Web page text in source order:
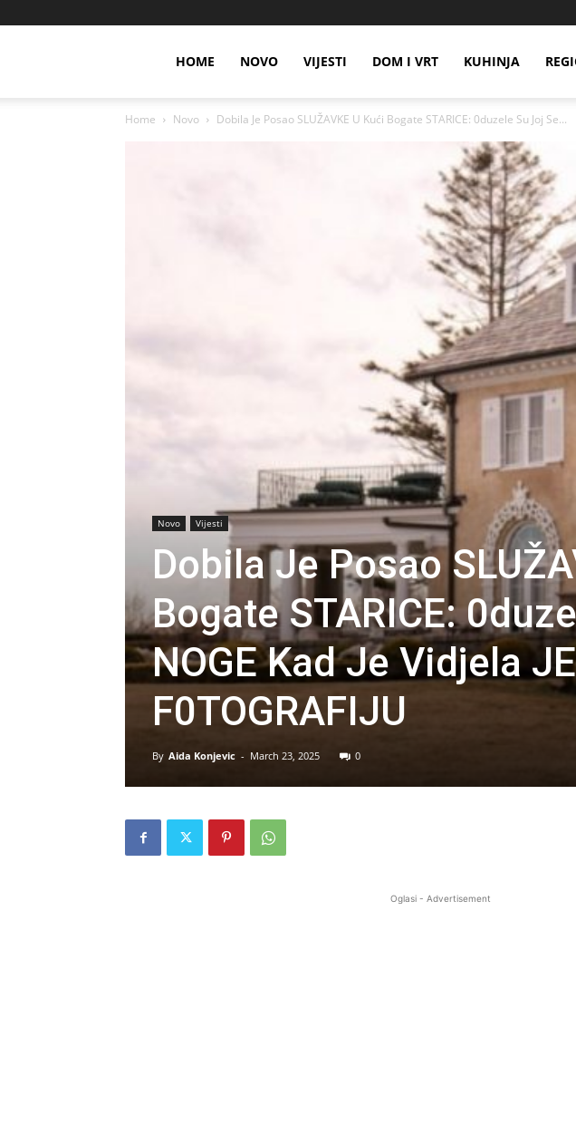
HOME NOVO VIJESTI DOM I VRT KUHINJA
Home Novo Dobila Je Posao SLUŽAVKE U Kući Bogate STARICE: 0duzele Su Joj Se...
Novo Vijesti
Dobila Je Posao
Bogate STARICE:
NOGE Kad Je Vidjela
F0TOGRAFIJU
By Aida Konjevic - March 23, 2025 0
Oglasi - Advertisement